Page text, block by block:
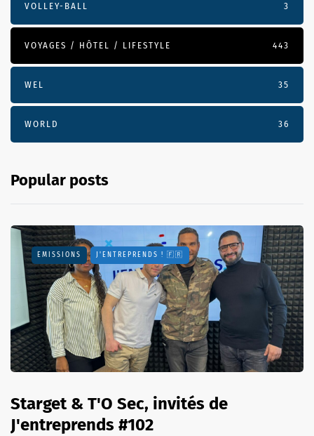
VOLLEY-BALL 3
VOYAGES / HÔTEL / LIFESTYLE 443
WEL 35
WORLD 36
Popular posts
EMISSIONS J'ENTREPRENDS ! 🇫🇷
Starget & T'O Sec, invités de
J'entreprends #102